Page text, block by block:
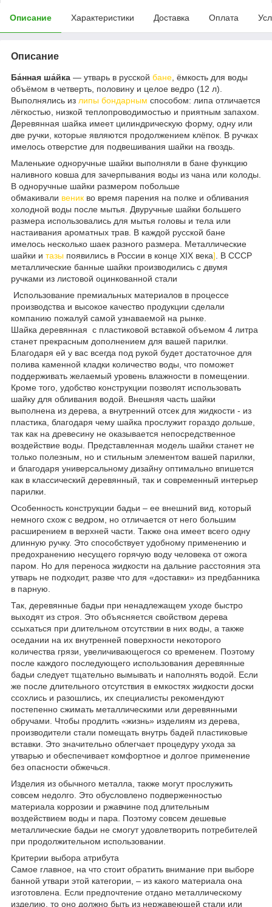
Описание Характеристики Доставка Оплата
Описание
Ба́нная ша́йка — утварь в русской бане , ёмкость для воды
объёмом в четверть, половину и целое ведро (12 л).
Выполнялись из липы бондарным способом: липа отличается
лёгкостью, низкой теплопроводимостью и приятным запахом.
Деревянная шайка имеет цилиндрическую форму, одну или
две ручки, которые являются продолжением клёпок. В ручках
имелось отверстие для подвешивания шайки на гвоздь.
Маленькие одноручные шайки выполняли в бане функцию
наливного ковша для зачерпывания воды из чана или колоды.
В одноручные шайки размером побольше
обмакивали веник во время парения на полке и обливания
холодной воды после мытья. Двуручные шайки большего
размера использовались для мытья головы и тела или
настаивания ароматных трав. В каждой русской бане
имелось несколько шаек разного размера. Металлические
шайки и тазы появились в России в конце XIX века] . В СССР
металлические банные шайки производились с двумя
ручками из листовой оцинкованной стали
Использование премиальных материалов в процессе
производства и высокое качество продукции сделали
компанию пожалуй самой узнаваемой на рынке.
Шайка деревянная с пластиковой вставкой объемом 4 литра
станет прекрасным дополнением для вашей парилки.
Благодаря ей у вас всегда под рукой будет достаточное для
полива каменной кладки количество воды, что поможет
поддерживать желаемый уровень влажности в помещении.
Кроме того, удобство конструкции позволят использовать
шайку для обливания водой. Внешняя часть шайки
выполнена из дерева, а внутренний отсек для жидкости - из
пластика, благодаря чему шайка прослужит гораздо дольше,
так как на древесину не оказывается непосредственное
воздействие воды. Представленная модель шайки станет не
только полезным, но и стильным элементом вашей парилки,
и благодаря универсальному дизайну оптимально впишется
как в классический деревянный, так и современный интерьер
парилки.
Особенность конструкции бадьи – ее внешний вид, который
немного схож с ведром, но отличается от него большим
расширением в верхней части. Также она имеет всего одну
длинную ручку. Это способствует удобному применению и
предохранению несущего горячую воду человека от ожога
паром. Но для переноса жидкости на дальние расстояния эта
утварь не подходит, разве что для «доставки» из предбанника
в парную.
Так, деревянные бадьи при ненадлежащем уходе быстро
выходят из строя. Это объясняется свойством дерева
ссыхаться при длительном отсутствии в них воды, а также
оседании на их внутренней поверхности некоторого
количества грязи, увеличивающегося со временем. Поэтому
после каждого последующего использования деревянные
бадьи следует тщательно вымывать и наполнять водой. Если
же после длительного отсутствия в емкостях жидкости доски
ссохлись и разошлись, их специалисты рекомендуют
постепенно сжимать металлическими или деревянными
обручами. Чтобы продлить «жизнь» изделиям из дерева,
производители стали помещать внутрь бадей пластиковые
вставки. Это значительно облегчает процедуру ухода за
утварью и обеспечивает комфортное и долгое применение
без опасности обжечься.
Изделия из обычного металла, также могут прослужить
совсем недолго. Это обусловлено подверженностью
материала коррозии и ржавчине под длительным
воздействием воды и пара. Поэтому совсем дешевые
металлические бадьи не смогут удовлетворить потребителей
при продолжительном использовании.
Критерии выбора атрибута
Самое главное, на что стоит обратить внимание при выборе
банной утвари этой категории, – из какого материала она
изготовлена. Если предпочтение отдано металлическому
изделию, то оно должно быть из нержавеющей стали или